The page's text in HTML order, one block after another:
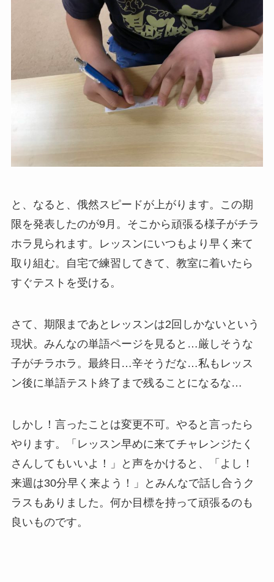
と、なると、俄然スピードが上がります。この期
限を発表したのが9月。そこから頑張る様子がチラ
ホラ見られます。レッスンにいつもより早く来て
取り組む。自宅で練習してきて、教室に着いたら
すぐテストを受ける。
さて、期限まであとレッスンは2回しかないという
現状。みんなの単語ページを見ると…厳しそうな
子がチラホラ。最終日…辛そうだな…私もレッス
ン後に単語テスト終了まで残ることになるな…
しかし！言ったことは変更不可。やると言ったら
やります。「レッスン早めに来てチャレンジたく
さんしてもいいよ！」と声をかけると、「よし！
来週は30分早く来よう！」とみんなで話し合うク
ラスもありました。何か目標を持って頑張るのも
良いものです。